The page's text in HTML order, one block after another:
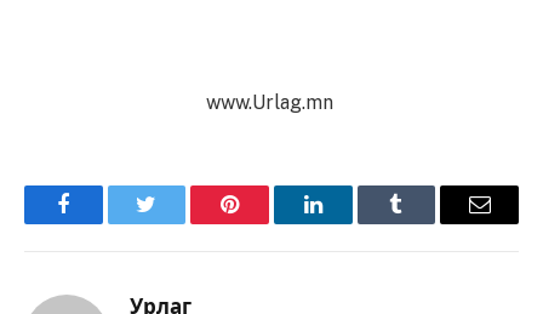
www.Urlag.mn
FacebookTwitter Pinterest LinkedInTumblr Имэйл
Урлаг